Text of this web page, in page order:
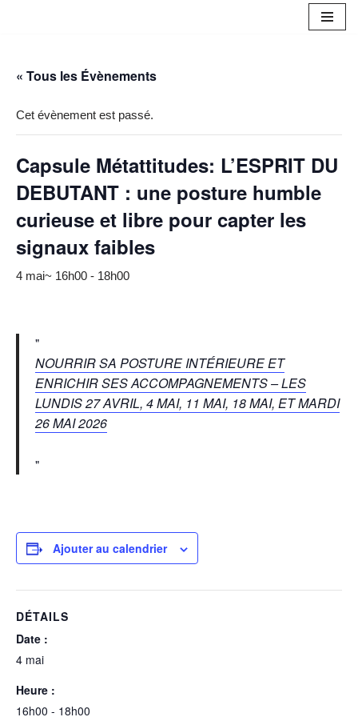
contenu
« Tous les Évènements
Cet évènement est passé.
Capsule Métattitudes: L’ESPRIT DU
DEBUTANT : une posture humble
curieuse et libre pour capter les
signaux faibles
4 mai~ 16h00 - 18h00
NOURRIR SA POSTURE INTÉRIEURE ET
ENRICHIR SES ACCOMPAGNEMENTS – LES
LUNDIS 27 AVRIL, 4 MAI, 11 MAI, 18 MAI, ET MARDI
26 MAI 2026
Ajouter au calendrier
DÉTAILS
Date :
4 mai
Heure :
16h00 - 18h00